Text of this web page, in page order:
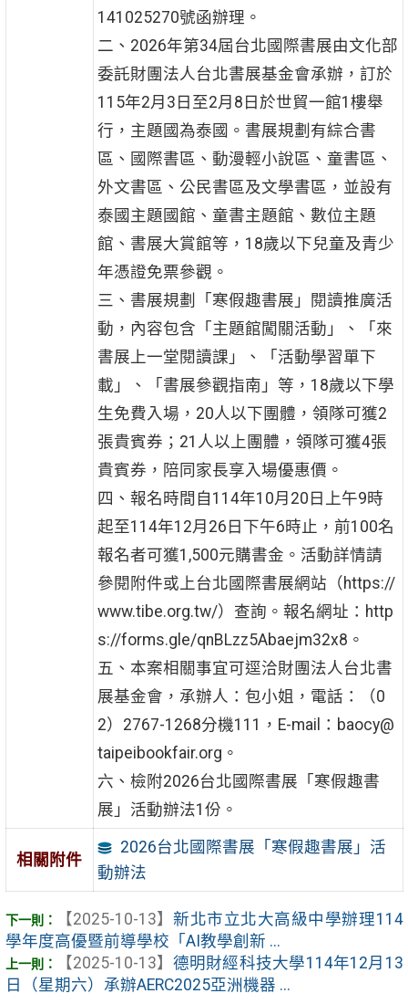
141025270號函辦理。
二、2026年第34屆台北國際書展由文化部
委託財團法人台北書展基金會承辦，訂於
115年2月3日至2月8日於世貿一館1樓舉
行，主題國為泰國。書展規劃有綜合書
區、國際書區、動漫輕小說區、童書區、
外文書區、公民書區及文學書區，並設有
泰國主題國館、童書主題館、數位主題
館、書展大賞館等，18歲以下兒童及青少
年憑證免票參觀。
三、書展規劃「寒假趣書展」閱讀推廣活
動，內容包含「主題館闖關活動」、「來
書展上一堂閱讀課」、「活動學習單下
載」、「書展參觀指南」等，18歲以下學
生免費入場，20人以下團體，領隊可獲2
張貴賓券；21人以上團體，領隊可獲4張
貴賓券，陪同家長享入場優惠價。
四、報名時間自114年10月20日上午9時
起至114年12月26日下午6時止，前100名
報名者可獲1,500元購書金。活動詳情請
參閱附件或上台北國際書展網站（https://
www.tibe.org.tw/）查詢。報名網址：http
s://forms.gle/qnBLzz5Abaejm32x8。
五、本案相關事宜可逕洽財團法人台北書
展基金會，承辦人：包小姐，電話：（0
2）2767-1268分機111，E-mail：baocy@
taipeibookfair.org。
六、檢附2026台北國際書展「寒假趣書
展」活動辦法1份。
相關附件
2026台北國際書展「寒假趣書展」活
動辦法
【2025-10-13】 新北市立北大高級中學辦理114
學年度高優暨前導學校「AI教學創新 ...
【2025-10-13】 德明財經科技大學114年12月13
日（星期六）承辦AERC2025亞洲機器 ...